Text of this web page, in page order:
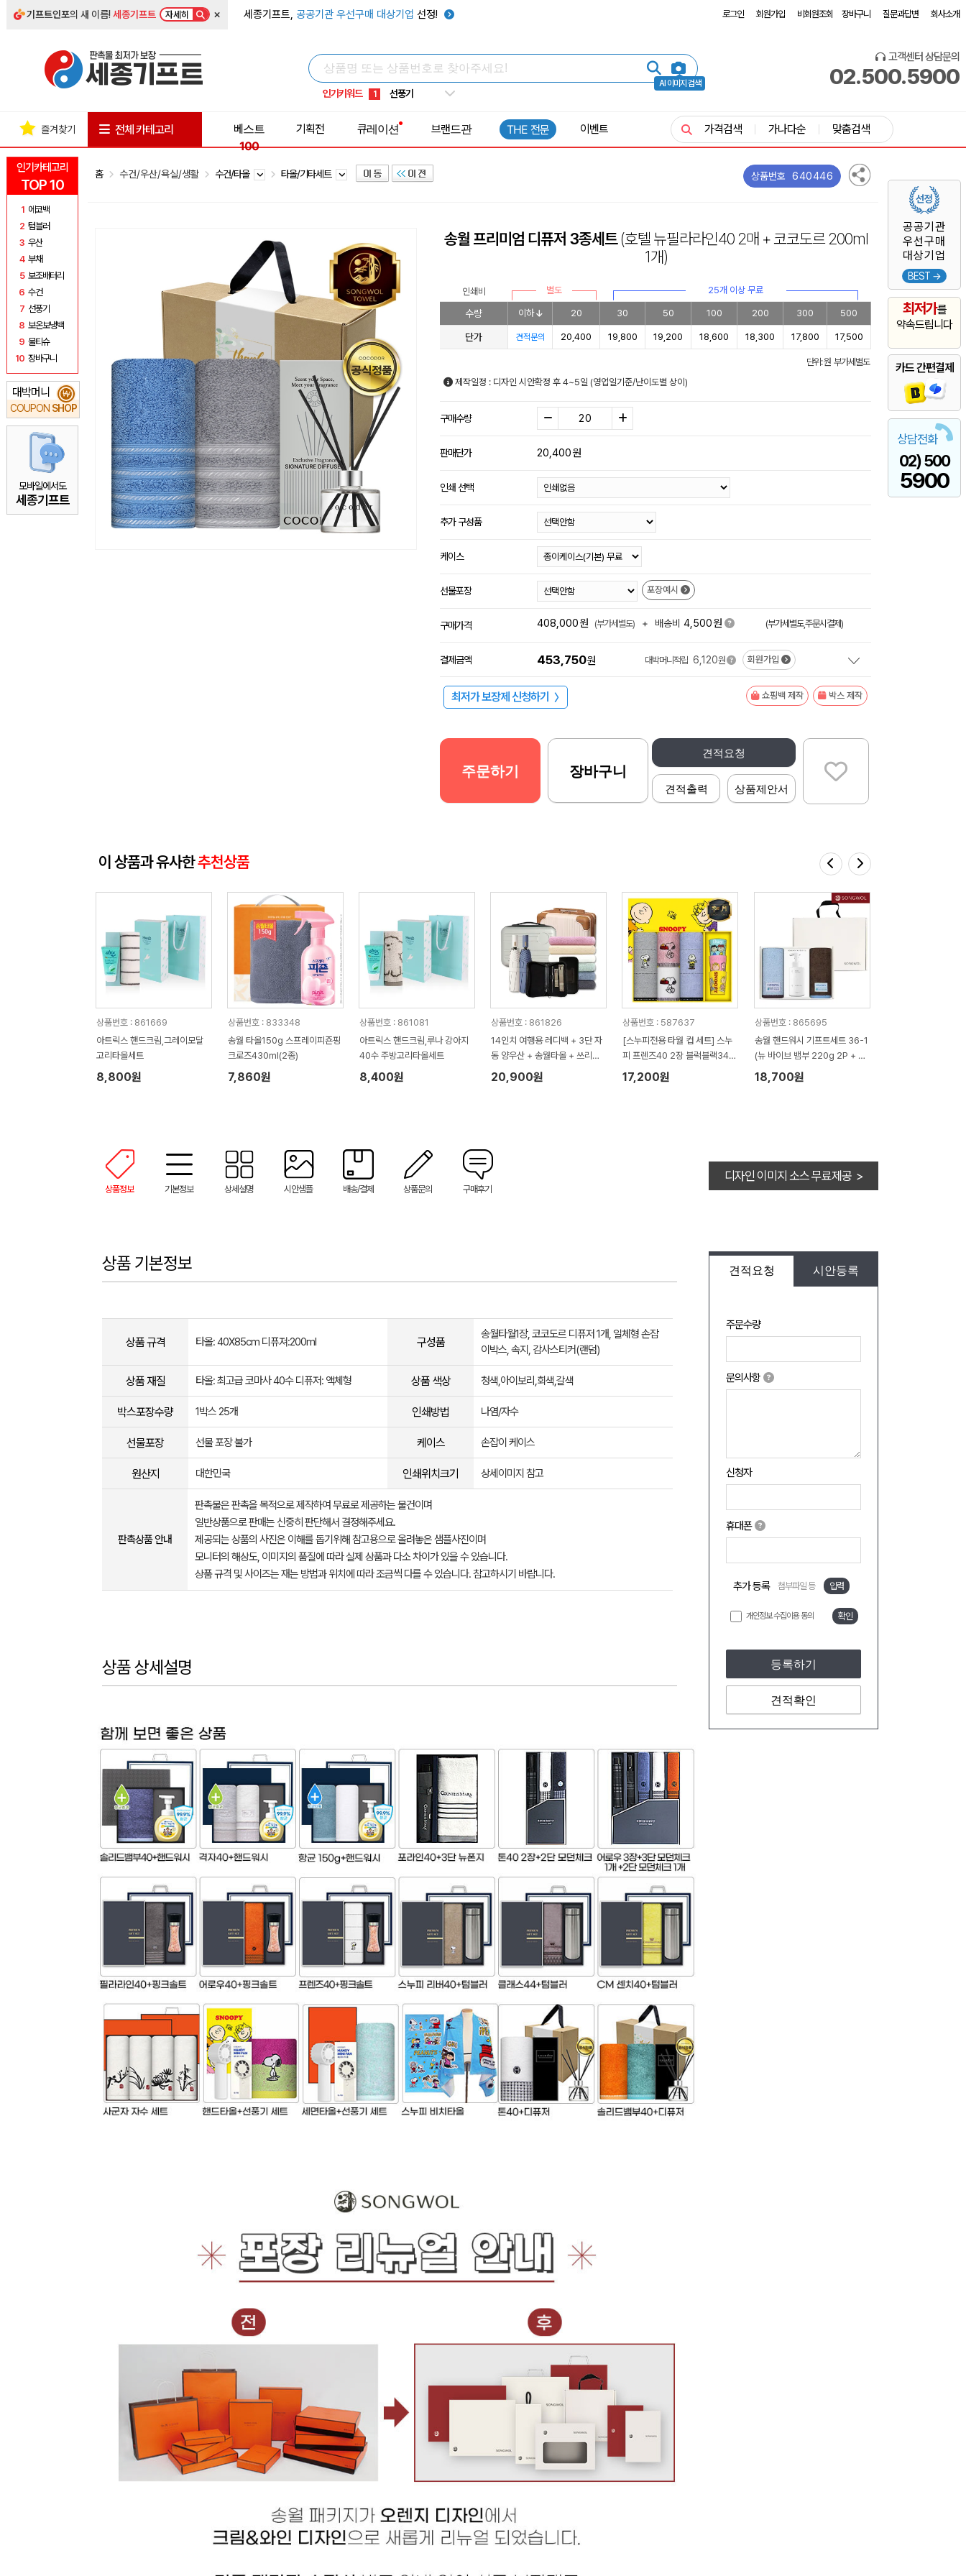
기프트인포의 새 이름!세종기프트 자세히 × 세종기프트, 공공기관 우선구매 대상기업 선정! 로그인 회원가입 비회원조회 장바구니 질문과답변 회사소개
AI 이미지 검색
인기키워드
7 텀블러
10 타포린가방
1 선풍기
고객센터 상담문의
02.500.5900
인기카테고리
TOP 10
1 에코백
2 텀블러
3 우산
4 부채
5 보조배터리
6 수건
7 선풍기
8 보온보냉백
9 물티슈
10 장바구니
대박머니
COUPON SHOP
₩
모바일에서도
세종기프트
공공기관
우선구매
대상기업
BEST →
최저가를
약속드립니다
카드 간편결제
상담전화
02) 500
5900
즐겨찾기 전체 카테고리
베스트
100
기획전 큐레이션 브랜드관 THE 전문 이벤트 가격검색 가나다순 맞춤검색
홈 수건/우산/욕실/생활 수건/타올 타올/기타세트 상품번호 640446
송월 프리미엄 디퓨저 3종세트(호텔 뉴필라라인40 2매 + 코코도르 200ml
1개)
인쇄비 별도 25개 이상 무료
수량 이하 20 30 50 100 200 300 500
단가 견적문의 20,400 19,800 19,200 18,600 18,300 17,800 17,500
단위: 원 부가세별도
제작일정 : 디자인 시안확정 후 4~5일 (영업일기준/난이도별 상이)
구매수량
판매단가 20,400원
인쇄 선택
추가 구성품
케이스
선물포장 포장예시
구매가격 408,000원 (부가세별도) + 배송비 4,500원 (부가세별도,주문시결제)
결제금액 453,750원 대박머니적립 6,120원 회원가입
최저가 보장제 신청하기 〉 쇼핑백 제작 박스 제작
견적요청
견적출력 상품제안서
주문하기 장바구니
이 상품과 유사한추천상품
상품번호 : 861669
아트릭스 핸드크림,그레이모달
고리타올세트
8,800원
상품번호 : 833348
송월 타올150g 스프레이피죤핑
크로즈430ml(2종)
7,860원
상품번호 : 861081
아트릭스 핸드크림,루나 강아지
40수 주방고리타올세트
8,400원
상품번호 : 861826
14인치 여행용 레디백 + 3단 자
동 양우산 + 송월타올 + 쓰리세
븐 460KC 손톱깎이세트 선물세
트 레디백 선물세트
20,900원
상품번호 : 587637
[스누피전용 타월 컵 세트] 스누
피 프렌즈40 2장 블럭블랙34 2
장 스누피 3P 컵 세트
17,200원
상품번호 : 865695
송월 핸드워시 기프트세트 36-1
(뉴 바이브 뱀부 220g 2P + 생
활공작소500ml 1P)
18,700원
상품정보 기본정보 상세설명 시안샘플 배송/결제 상품문의 구매후기
디자인 이미지 소스 무료제공 >
견적요청 시안등록
주문수량
문의사항
신청자
휴대폰
추가 등록 첨부파일 등 입력
개인정보 수집이용 동의 확인
등록하기
견적확인
상품 기본정보
상품 규격 타올: 40X85cm 디퓨져:200ml 구성품
송월타월1장, 코코도르 디퓨저 1개, 일체형 손잡
이박스, 속지, 감사스티커(랜덤)
상품 재질 타올: 최고급 코마사 40수 디퓨저: 액체형 상품 색상 청색,아이보리,회색,갈색
박스포장수량 1박스 25개 인쇄방법 나염/자수
선물포장 선물 포장 불가 케이스 손잡이 케이스
원산지 대한민국 인쇄위치크기 상세이미지 참고
판촉상품 안내
판촉물은 판촉을 목적으로 제작하여 무료로 제공하는 물건이며
일반상품으로 판매는 신중히 판단해서 결정해주세요.
제공되는 상품의 사진은 이해를 돕기위해 참고용으로 올려놓은 샘플사진이며
모니터의 해상도, 이미지의 품질에 따라 실제 상품과 다소 차이가 있을 수 있습니다.
상품 규격 및 사이즈는 재는 방법과 위치에 따라 조금씩 다를 수 있습니다. 참고하시기 바랍니다.
상품 상세설명